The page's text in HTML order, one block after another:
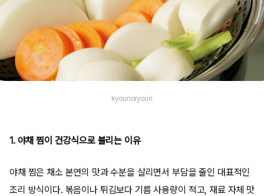
kyounoryouri
1. 야채 찜이 건강식으로 불리는 이유
야채 찜은 채소 본연의 맛과 수분을 살리면서 부담을 줄인 대표적인
조리 방식이다. 볶음이나 튀김보다 기름 사용량이 적고, 재료 자체 맛